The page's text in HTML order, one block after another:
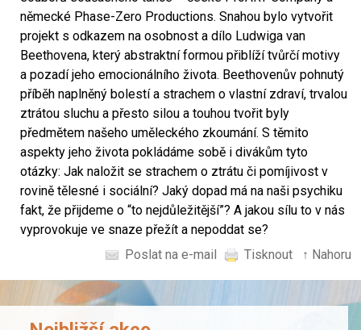
německé Phase-Zero Productions. Snahou bylo vytvořit
projekt s odkazem na osobnost a dílo Ludwiga van
Beethovena, který abstraktní formou přiblíží tvůrčí motivy
a pozadí jeho emocionálního života. Beethovenův pohnutý
příběh naplněný bolestí a strachem o vlastní zdraví, trvalou
ztrátou sluchu a přesto silou a touhou tvořit byly
předmětem našeho uměleckého zkoumání. S těmito
aspekty jeho života pokládáme sobě i divákům tyto
otázky: Jak naložit se strachem o ztrátu či pomíjivost v
rovině tělesné i sociální? Jaký dopad má na naši psychiku
fakt, že přijdeme o “to nejdůležitější”? A jakou sílu to v nás
vyprovokuje ve snaze přežít a nepoddat se?
Poslat na e-mail
Tisknout ↑ Nahoru